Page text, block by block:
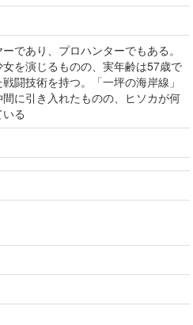
であり、プロハンターでもある。
を演じるものの、実年齢は57歳で
闘技術を持つ。「一坪の海岸線」
に引き入れたものの、ヒソカが何
る